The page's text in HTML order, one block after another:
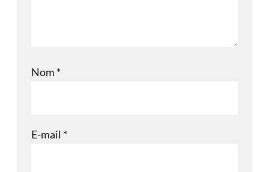
Nom *
E-mail *